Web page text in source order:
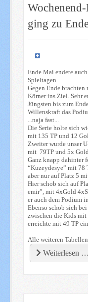
ging zu
Ende Mai endete
Spieltagen.
Gegen Ende
Körner ins Ziel. Sehr
Jüngsten bis zum
Willenskraft das
...naja fast...
Die Serie holte sich
mit 135 TP und 12
Zweiter wurde unser
mit 79TP und 5x
Ganz knapp dahinter
“Kuzeydesye” mit 78
aber nur auf Platz 5
Hier schob sich auf
emir”, mit 4xGold
er auch dem Podium
Ebenso schob sich
zwischen die Kids
erreichte mit 49 TP
Alle weiteren
Weiterlesen …